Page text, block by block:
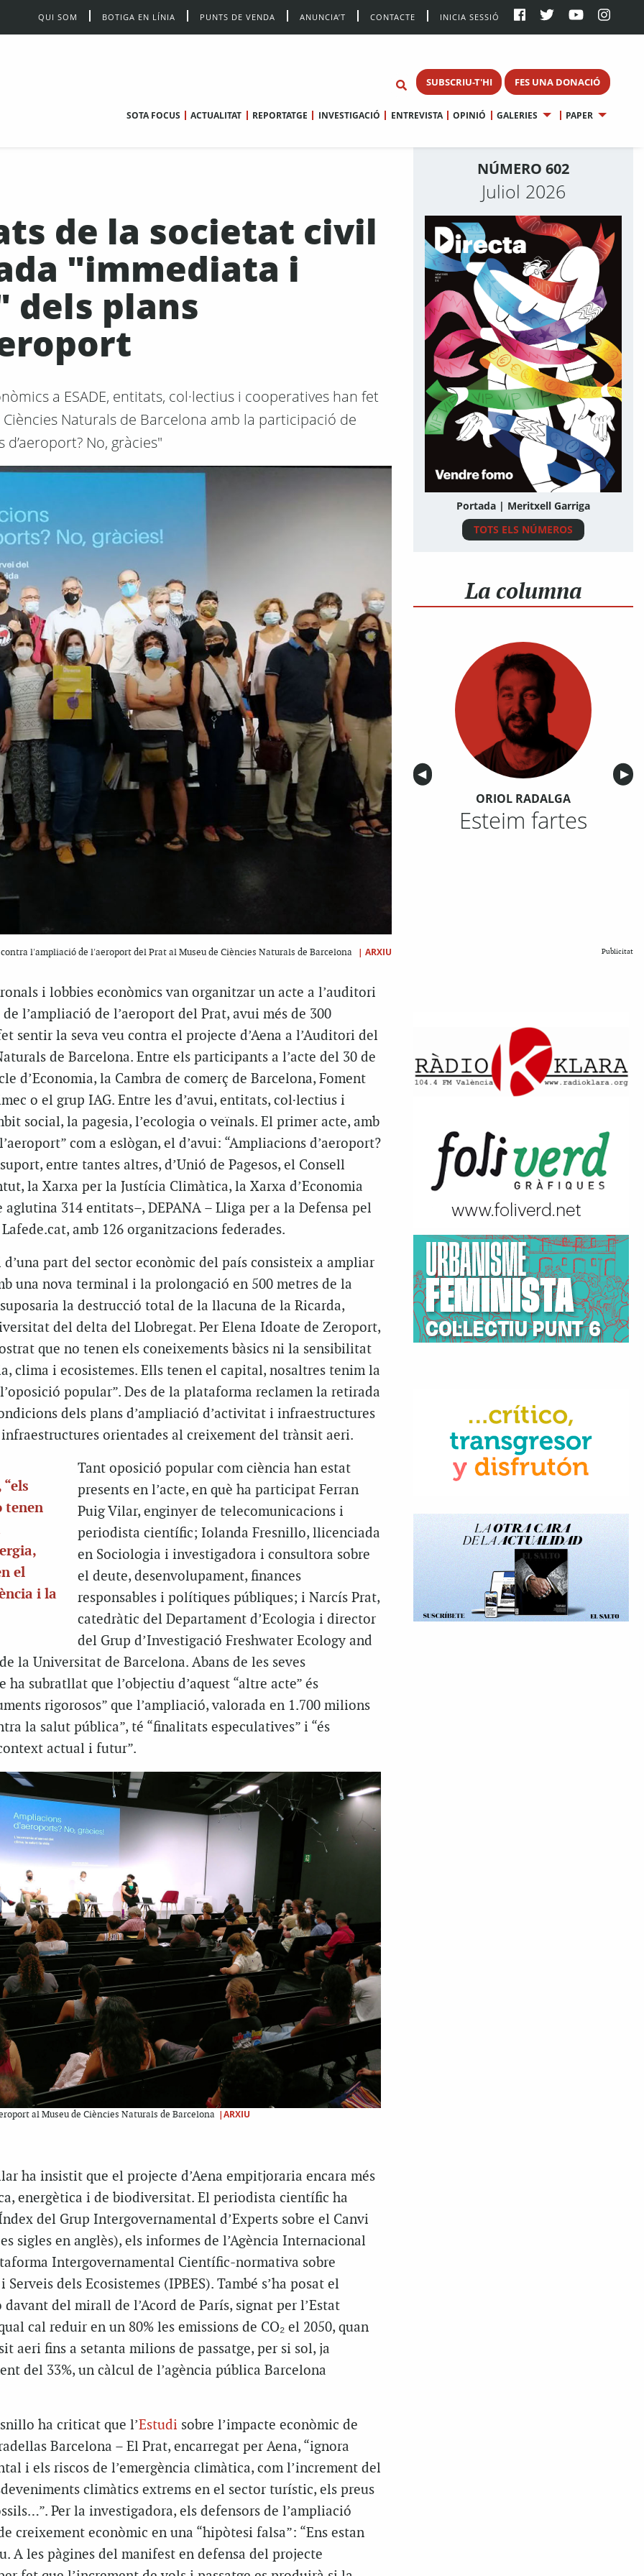
QUI SOM BOTIGA EN LÍNIA PUNTS DE VENDA ANUNCIA’T CONTACTE INICIA SESSIÓ
SUBSCRIU-T'HI FES UNA DONACIÓ
SOTA FOCUS ACTUALITAT REPORTATGE INVESTIGACIÓ ENTREVISTA OPINIÓ GALERIES PAPER
de la societat civil
"immediata i
dels plans
a ESADE, entitats, col·lectius i cooperatives han fet
Naturals de Barcelona amb la participació de
No, gràcies"
l'ampliació de l'aeroport del Prat al Museu de Ciències Naturals de Barcelona | ARXIU
i lobbies econòmics van organitzar un acte a l’auditori
de l’ampliació de l’aeroport del Prat, avui més de 300
sentir la seva veu contra el projecte d’Aena a l’Auditori del
de Barcelona. Entre els participants a l’acte del 30 de
d’Economia, la Cambra de comerç de Barcelona, Foment
o el grup IAG. Entre les d’avui, entitats, col·lectius i
social, la pagesia, l’ecologia o veïnals. El primer acte, amb
com a eslògan, el d’avui: “Ampliacions d’aeroport?
entre tantes altres, d’Unió de Pagesos, el Consell
la Xarxa per la Justícia Climàtica, la Xarxa d’Economia
aglutina 314 entitats–, DEPANA – Lliga per a la Defensa pel
amb 126 organitzacions federades.
d’una part del sector econòmic del país consisteix a ampliar
una nova terminal i la prolongació en 500 metres de la
la destrucció total de la llacuna de la Ricarda,
del delta del Llobregat. Per Elena Idoate de Zeroport,
que no tenen els coneixements bàsics ni la sensibilitat
clima i ecosistemes. Ells tenen el capital, nosaltres tenim la
popular”. Des de la plataforma reclamen la retirada
dels plans d’ampliació d’activitat i infraestructures
orientades al creixement del trànsit aeri.
tenen
el
i la
Tant oposició popular com ciència han estat
presents en l’acte, en què ha participat Ferran
Puig Vilar, enginyer de telecomunicacions i
periodista científic; Iolanda Fresnillo, llicenciada
en Sociologia i investigadora i consultora sobre
el deute, desenvolupament, finances
responsables i polítiques públiques; i Narcís Prat,
catedràtic del Departament d’Ecologia i director
del Grup d’Investigació Freshwater Ecology and
la Universitat de Barcelona. Abans de les seves
subratllat que l’objectiu d’aquest “altre acte” és
rigorosos” que l’ampliació, valorada en 1.700 milions
la salut pública”, té “finalitats especulatives” i “és
actual i futur”.
al Museu de Ciències Naturals de Barcelona |ARXIU
ha insistit que el projecte d’Aena empitjoraria encara més
energètica i de biodiversitat. El periodista científic ha
del Grup Intergovernamental d’Experts sobre el Canvi
sigles en anglès), els informes de l’Agència Internacional
Intergovernamental Científic-normativa sobre
dels Ecosistemes (IPBES). També s’ha posat el
del mirall de l’Acord de París, signat per l’Estat
cal reduir en un 80% les emissions de CO₂ el 2050, quan
aeri fins a setanta milions de passatge, per si sol, ja
del 33%, un càlcul de l’agència pública Barcelona
ha criticat que l’Estudi sobre l’impacte econòmic de
Barcelona – El Prat, encarregat per Aena, “ignora
i els riscos de l’emergència climàtica, com l’increment del
climàtics extrems en el sector turístic, els preus
Per la investigadora, els defensors de l’ampliació
creixement econòmic en una “hipòtesi falsa”: “Ens estan
A les pàgines del manifest en defensa del projecte
NÚMERO 602
Juliol 2026
Portada | Meritxell Garriga
TOTS ELS NÚMEROS
La columna
Anterior
◀︎ ▶︎
ORIOL RADALGA
Esteim fartes
Publicitat